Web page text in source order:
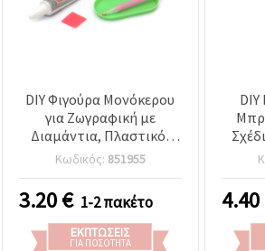
DIY Φιγούρα Μονόκερου
για Ζωγραφική με
Διαμάντια, Πλαστικό,
31×77×45 mm
Κωδικός: 851955
3.20€ 1-2 πακέτο
ΕΚΠΤΏΣΕΙΣ
ΓΙΑ ΠΟΣΌΤΗΤΑ
4.40